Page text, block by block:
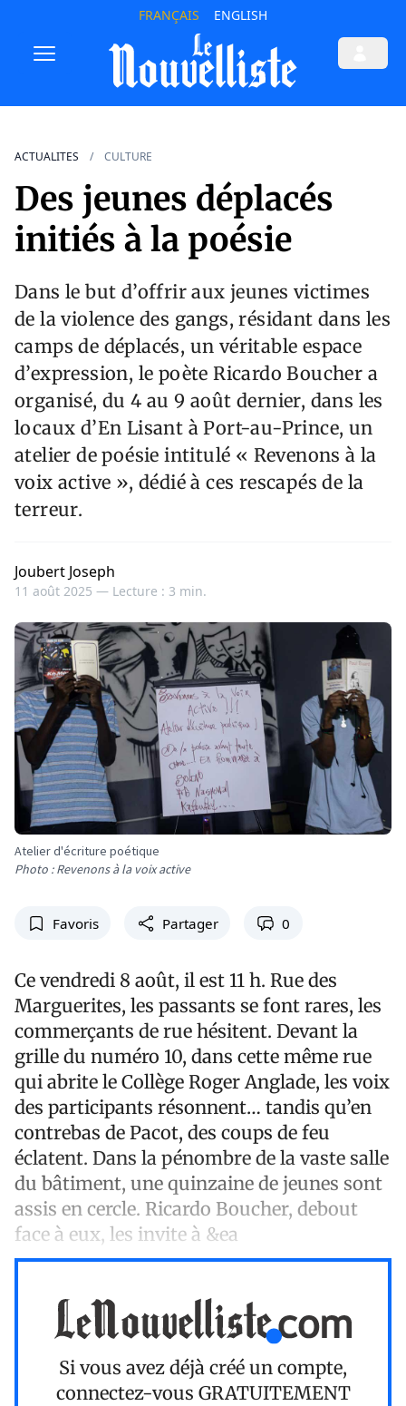
FRANÇAIS ENGLISH
ACTUALITES CULTURE
Des jeunes déplacés
initiés à la poésie
Dans le but d’offrir aux jeunes victimes
de la violence des gangs, résidant dans les
camps de déplacés, un véritable espace
d’expression, le poète Ricardo Boucher a
organisé, du 4 au 9 août dernier, dans les
locaux d’En Lisant à Port-au-Prince, un
atelier de poésie intitulé « Revenons à la
voix active », dédié à ces rescapés de la
terreur.
Joubert Joseph
11 août 2025 — Lecture : 3 min.
Atelier d'écriture poétique
Photo : Revenons à la voix active
Favoris Partager 0
Ce vendredi 8 août, il est 11 h. Rue des
Marguerites, les passants se font rares, les
commerçants de rue hésitent. Devant la
grille du numéro 10, dans cette même rue
qui abrite le Collège Roger Anglade, les voix
des participants résonnent… tandis qu’en
contrebas de Pacot, des coups de feu
éclatent. Dans la pénombre de la vaste salle
du bâtiment, une quinzaine de jeunes sont
assis en cercle. Ricardo Boucher, debout
face à eux, les invite à &ea
Si vous avez déjà créé un compte,
connectez-vous GRATUITEMENT